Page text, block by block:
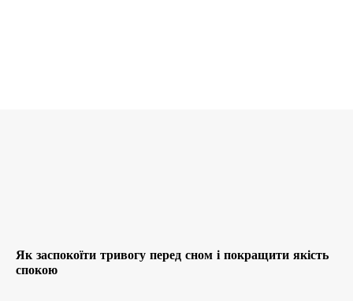
Як заспокоїти тривогу перед сном і покращити якість
спокою